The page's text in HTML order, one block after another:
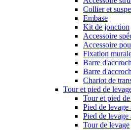
Collier et
Embase
Kit de jonction
Accessoire
Accessoire
Fixation
Barre
Barre
Chariot de
Tour et pied de
Tour et pied
Pied de levage
Pied de levage
Tour de levage